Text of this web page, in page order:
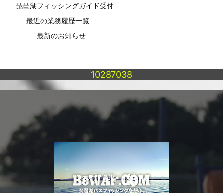
琵琶湖フィッシングガイド受付
最近の業務履歴一覧
最新のお知らせ
10287038